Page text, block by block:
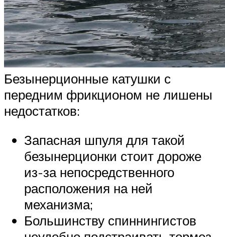
Безынерционные катушки с
передним фрикционом не лишены
недостатков:
Запасная шпуля для такой
безынерционки стоит дороже
из-за непосредственного
расположения на ней
механизма;
Большинству спиннингистов